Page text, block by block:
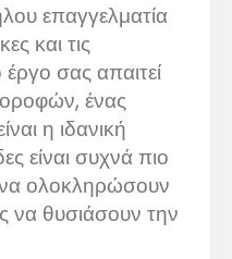
επαγγελματία
και τις
σας απαιτεί
ένας
η ιδανική
είναι συχνά πιο
ολοκληρώσουν
να θυσιάσουν την